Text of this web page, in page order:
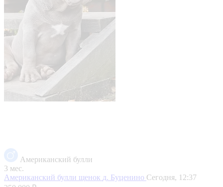
Американский булли
3 мес.
Американский булли щенок д. Буценино Сегодня, 12:37